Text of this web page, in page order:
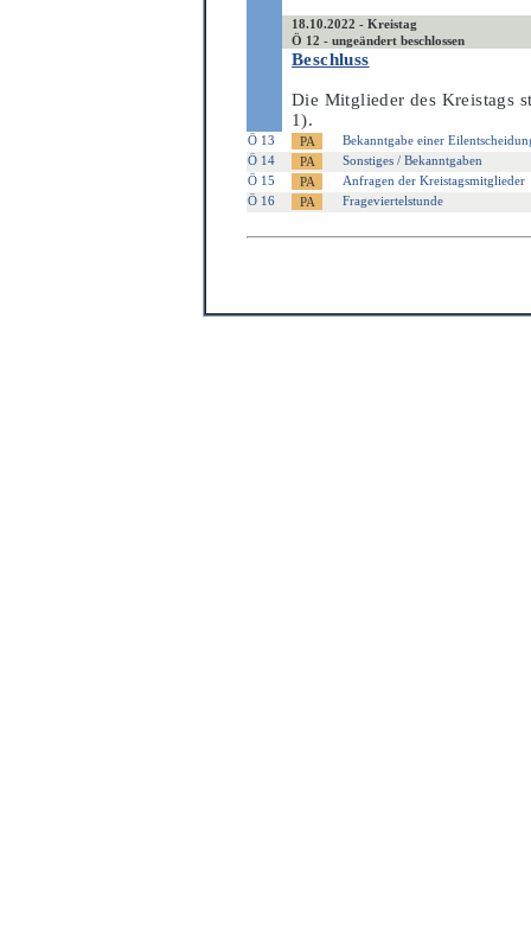
18.10.2022 - Kreistag
Ö 12 - ungeändert beschlossen
Beschluss
Die Mitglieder des Kreistags
1).
Ö 13
Bekanntgabe einer
Ö 14
Sonstiges / Bekanntgaben
Ö 15
Anfragen der Kreistagsmitglieder
Ö 16
Frageviertelstunde